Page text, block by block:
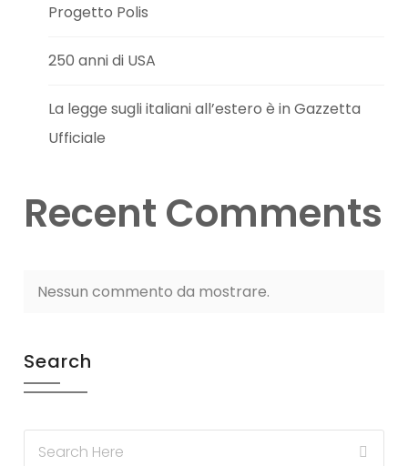
Progetto Polis
250 anni di USA
La legge sugli italiani all’estero è in Gazzetta
Ufficiale
Recent Comments
Nessun commento da mostrare.
Search